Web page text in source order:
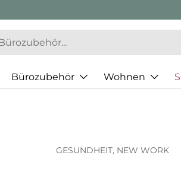
Bürozubehör Wohnen
GESUNDHEIT, NEW WORK